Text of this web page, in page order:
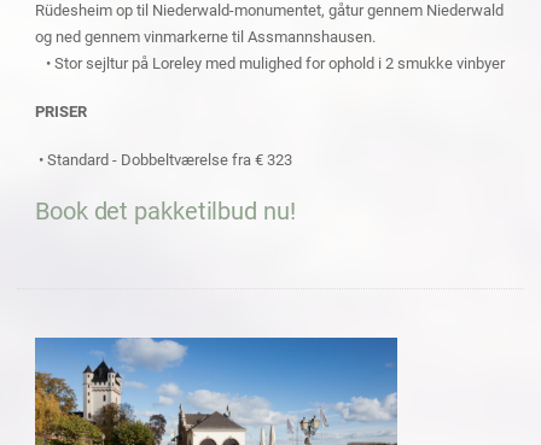
Rüdesheim op til Niederwald-monumentet, gåtur gennem Niederwald
og ned gennem vinmarkerne til Assmannshausen.
• Stor sejltur på Loreley med mulighed for ophold i 2 smukke vinbyer
PRISER
• Standard - Dobbeltværelse fra € 323
Book det pakketilbud nu!